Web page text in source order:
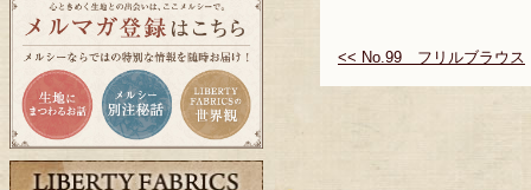
<< No.99 フリルブラウス